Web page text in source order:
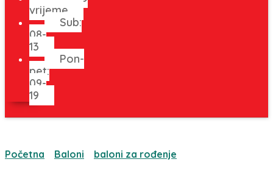
vrijeme
Sub:
08-
13
Pon-
pet:
09-
19
Početna Baloni baloni za rođenje